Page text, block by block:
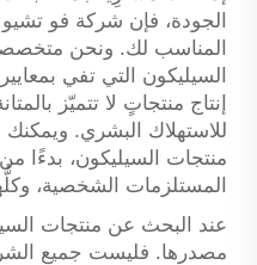
الجودة، فإن شركة فو
المناسب لك. ونحن
السيليكون التي تفي
إنتاج منتجاتٍ لا تتميّز
للاستهلاك البشري.
منتجات السيليكون، بدءًا
المستلزمات الشخصية،
عند البحث عن منتجات
مصدرها. فليست جميع